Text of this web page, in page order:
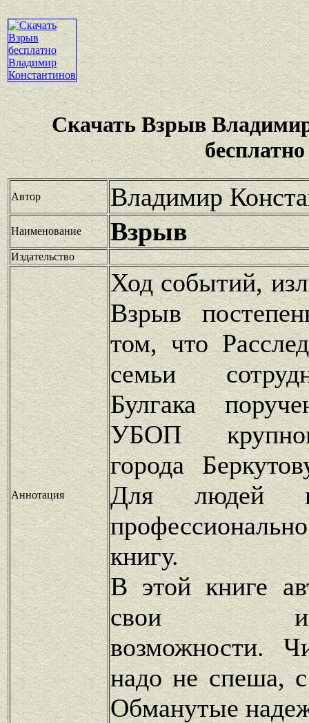
Скачать Взрыв
бесплатно
Автор Владимир
Наименование Взрыв
Издательство
Аннотация
Ход событий,
Взрыв
том, что
семьи
Булгака
УБОП
города
Для людей
книгу.
В этой книге
свои
возможности.
надо не спеша, с
Обманутые